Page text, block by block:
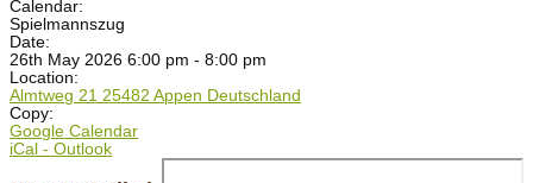
Calendar:
Spielmannszug
Date:
26th May 2026 6:00 pm - 8:00 pm
Location:
Almtweg 21 25482 Appen Deutschland
Copy:
Google Calendar
iCal - Outlook